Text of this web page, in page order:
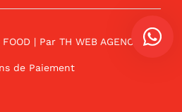
| Par TH WEB AGENCE
de Paiement